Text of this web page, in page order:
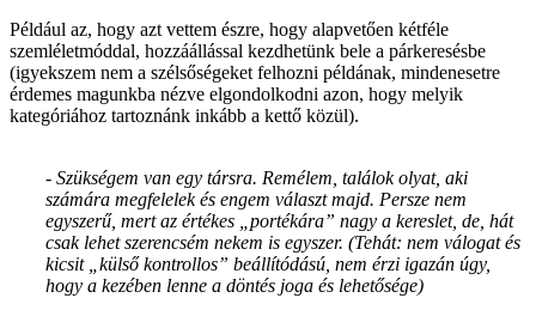
Például az, hogy azt vettem észre, hogy alapvetően kétféle
szemléletmóddal, hozzáállással kezdhetünk bele a párkeresésbe
(igyekszem nem a szélsőségeket felhozni példának, mindenesetre
érdemes magunkba nézve elgondolkodni azon, hogy melyik
kategóriához tartoznánk inkább a kettő közül).
- Szükségem van egy társra. Remélem, találok olyat, aki
számára megfelelek és engem választ majd. Persze nem
egyszerű, mert az értékes „portékára” nagy a kereslet, de, hát
csak lehet szerencsém nekem is egyszer. (Tehát: nem válogat és
kicsit „külső kontrollos” beállítódású, nem érzi igazán úgy,
hogy a kezében lenne a döntés joga és lehetősége)